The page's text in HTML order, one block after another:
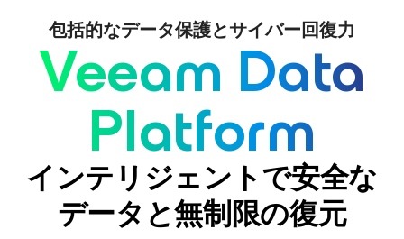
を読
ットフォーム。フルコントロール。
今すぐ詳細を見る
包括的なデータ保護とサイバー回復力
Veeam Data
Platform
インテリジェントで安全な
データと無制限の復元